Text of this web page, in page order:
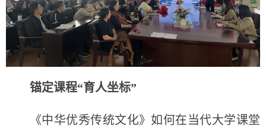
锚定课程“育人坐标”
《中华优秀传统文化》如何在当代大学课堂